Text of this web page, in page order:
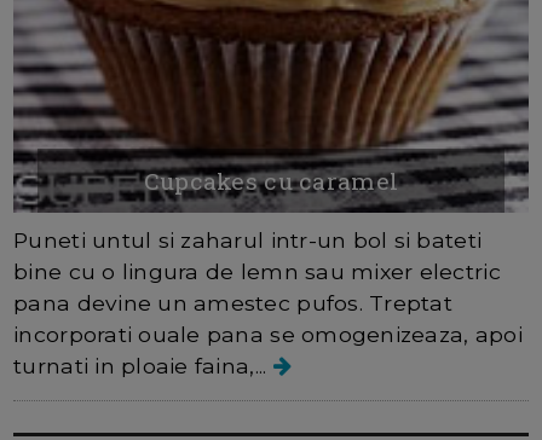
Cupcakes cu caramel
Puneti untul si zaharul intr-un bol si bateti
bine cu o lingura de lemn sau mixer electric
pana devine un amestec pufos. Treptat
incorporati ouale pana se omogenizeaza, apoi
turnati in ploaie faina,...